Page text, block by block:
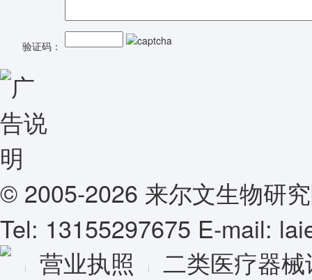
验证码：
© 2005-2026 来尔文生物研
Tel: 13155297675 E-mail:
营业执照
二类医疗器